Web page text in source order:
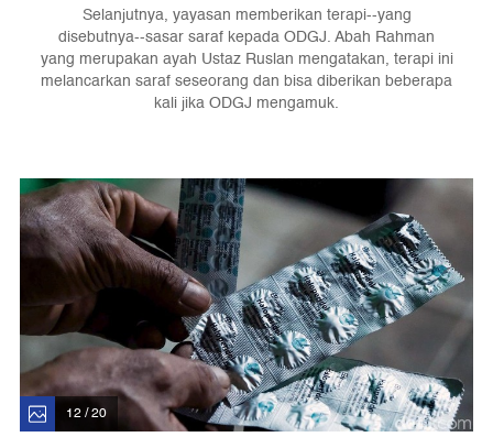
Selanjutnya, yayasan memberikan terapi--yang
disebutnya--sasar saraf kepada ODGJ. Abah Rahman
yang merupakan ayah Ustaz Ruslan mengatakan, terapi ini
melancarkan saraf seseorang dan bisa diberikan beberapa
kali jika ODGJ mengamuk.
12 / 20